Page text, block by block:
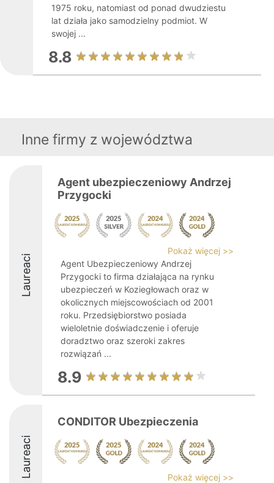
1975 roku, natomiast od ponad dwudziestu
lat działa jako samodzielny podmiot. W
swojej ...
8.8
Inne firmy z województwa
Laureaci
Agent ubezpieczeniowy Andrzej
Przygocki
Pokaż więcej >>
Agent Ubezpieczeniowy Andrzej
Przygocki to firma działająca na rynku
ubezpieczeń w Koziegłowach oraz w
okolicznych miejscowościach od 2001
roku. Przedsiębiorstwo posiada
wieloletnie doświadczenie i oferuje
doradztwo oraz szeroki zakres
rozwiązań ...
8.9
Laureaci
CONDITOR Ubezpieczenia
Pokaż więcej >>